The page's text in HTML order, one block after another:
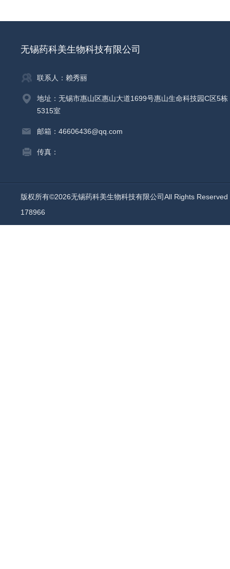
无锡药科美生物科技有限公司
联系人：赖秀丽
地址：无锡市惠山区惠山大道1699号惠山生命科技园C区5栋
5315室
邮箱：46606436@qq.com
传真：
版权所有©2026无锡药科美生物科技有限公司All Rights
178966